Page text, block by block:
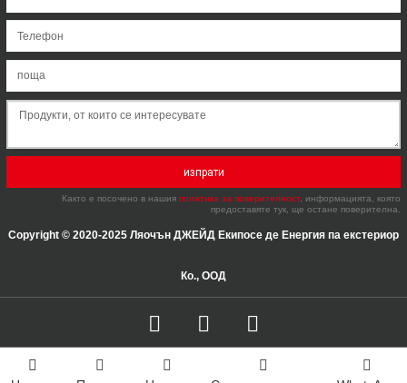
изпрати
Както е посочено в нашия политика за поверителност, информацията, която
предоставяте тук, ще остане поверителна.
Copyright © 2020-2025 Ляочън ДЖЕЙД Екипосе де Енергия па екстериор
Ко., ООД